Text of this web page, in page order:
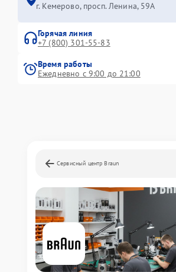
г. Кемерово, просп. Ленина, 59А
Горячая линия
+7 (800) 301-55-83
Время работы
Ежедневно с 9:00 до 21:00
Сервисный центр Braun